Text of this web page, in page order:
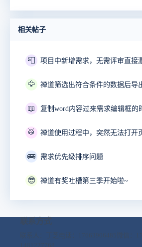
相关帖子
📮 项目中新增需求，无需评审直接
🦅
📖
🥁
🚌 需求优先级排序问题
😎 禅道有奖吐槽第三季开始啦~
联系方式
联系人：丁芝 电话：17663906485 微信：
1481227768